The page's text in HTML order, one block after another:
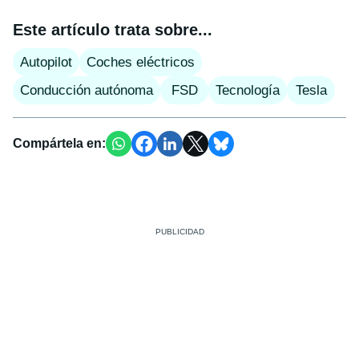
Este artículo trata sobre...
Autopilot
Coches eléctricos
Conducción autónoma
FSD Tecnología Tesla
Compártela en: